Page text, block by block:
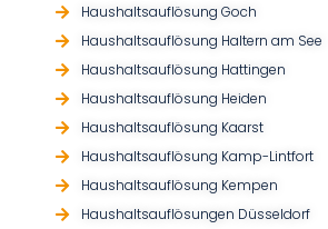
Haushaltsauflösung Goch
Haushaltsauflösung Haltern am See
Haushaltsauflösung Hattingen
Haushaltsauflösung Heiden
Haushaltsauflösung Kaarst
Haushaltsauflösung Kamp-Lintfort
Haushaltsauflösung Kempen
Haushaltsauflösungen Düsseldorf